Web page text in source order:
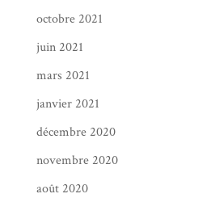
octobre 2021
juin 2021
mars 2021
janvier 2021
décembre 2020
novembre 2020
août 2020